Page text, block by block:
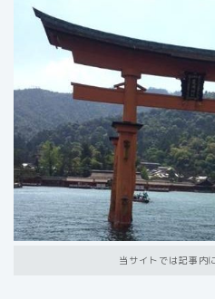
当サイトでは記事内